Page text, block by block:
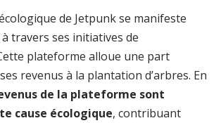
de Jetpunk se manifeste
travers ses initiatives de
plateforme alloue une part
revenus à la plantation d’arbres. En
de la plateforme sont
cause écologique, contribuant